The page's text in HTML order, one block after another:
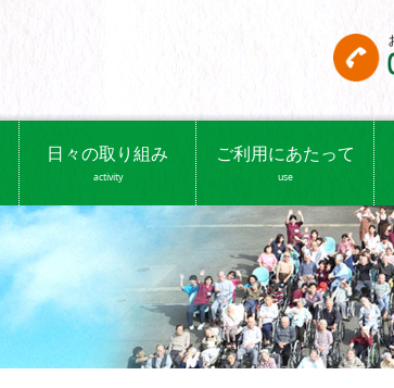
日々の取り組み
activity
ご利用にあたって
use